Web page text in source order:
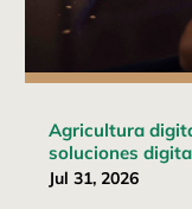
Agricultura
soluciones
Jul 31, 2026